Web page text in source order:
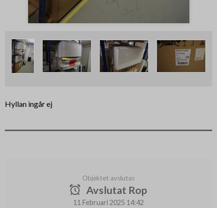
Hyllan ingår ej
Objektet avslutas
Avslutat Rop
11 Februari 2025 14:42